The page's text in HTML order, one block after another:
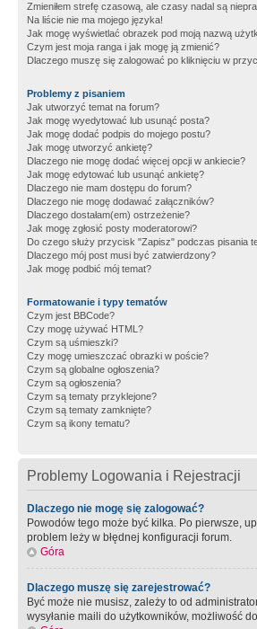
Zmieniłem strefę czasową, ale czasy nadal są
Na liście nie ma mojego języka!
Jak mogę wyświetlać obrazek pod moją nazwą
Czym jest moja ranga i jak mogę ją zmienić?
Dlaczego muszę się zalogować po kliknięciu w
Problemy z pisaniem
Jak utworzyć temat na forum?
Jak mogę wyedytować lub usunąć posta?
Jak mogę dodać podpis do mojego postu?
Jak mogę utworzyć ankietę?
Dlaczego nie mogę dodać więcej opcji w ankiecie?
Jak mogę edytować lub usunąć ankietę?
Dlaczego nie mam dostępu do forum?
Dlaczego nie mogę dodawać załączników?
Dlaczego dostałam(em) ostrzeżenie?
Jak mogę zgłosić posty moderatorowi?
Do czego służy przycisk "Zapisz" podczas pisania
Dlaczego mój post musi być zatwierdzony?
Jak mogę podbić mój temat?
Formatowanie i typy tematów
Czym jest BBCode?
Czy mogę używać HTML?
Czym są uśmieszki?
Czy mogę umieszczać obrazki w poście?
Czym są globalne ogłoszenia?
Czym są ogłoszenia?
Czym są tematy przyklejone?
Czym są tematy zamknięte?
Czym są ikony tematu?
Problemy Logowania i Rejestracji
Dlaczego nie mogę się zalogować?
Powodów tego może być kilka. Po pierwsze,
problem leży w błędnej konfiguracji forum.
Góra
Dlaczego muszę się zarejestrować?
Być może nie musisz, zależy to od
wysyłanie maili do użytkowników, możliwość